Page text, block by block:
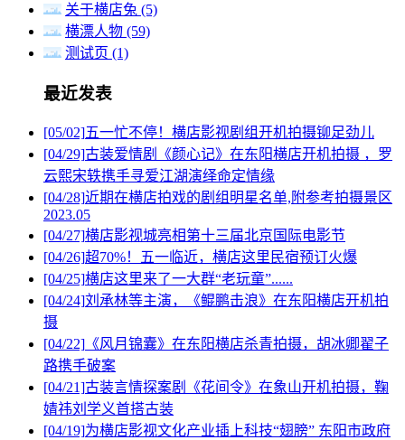
关于横店兔 (5)
横漂人物 (59)
测试页 (1)
最近发表
[05/02]五一忙不停！横店影视剧组开机拍摄铆足劲儿
[04/29]古装爱情剧《颜心记》在东阳横店开机拍摄 ，罗
云熙宋轶携手寻爱江湖演绎命定情缘
[04/28]近期在横店拍戏的剧组明星名单,附参考拍摄景区
2023.05
[04/27]横店影视城亮相第十三届北京国际电影节
[04/26]超70%！五一临近，横店这里民宿预订火爆
[04/25]横店这里来了一大群“老玩童”......
[04/24]刘承林等主演，《鲲鹏击浪》在东阳横店开机拍
摄
[04/22] 《风月锦囊》在东阳横店杀青拍摄，胡冰卿翟子
路携手破案
[04/21]古装言情探案剧《花间令》在象山开机拍摄，鞠
婧祎刘学义首搭古装
[04/19]为横店影视文化产业插上科技“翅膀” 东阳市政府